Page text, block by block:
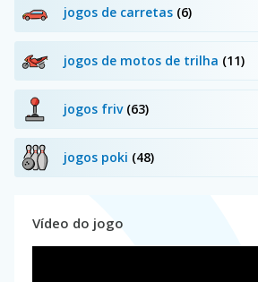
jogos de carretas (6)
jogos de motos de trilha (11)
jogos friv (63)
jogos poki (48)
Vídeo do jogo